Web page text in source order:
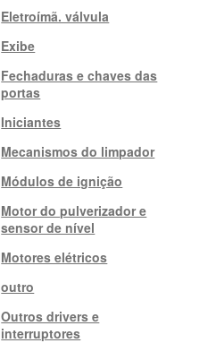
Eletroímã. válvula
Exibe
Fechaduras e chaves das
portas
Iniciantes
Mecanismos do limpador
Módulos de ignição
Motor do pulverizador e
sensor de nível
Motores elétricos
outro
Outros drivers e
interruptores